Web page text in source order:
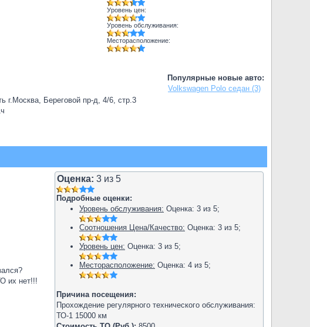
Уровень цен:
Уровень обслуживания:
Месторасположение:
Популярные новые авто:
Volkswagen Polo седан (3)
г.Москва, Береговой пр-д, 4/6, стр.3
Оценка: 3 из 5
Подробные оценки:
Уровень обслуживания: Оценка: 3 из 5;
Соотношения Цена/Качество: Оценка: 3 из 5;
Уровень цен: Оценка: 3 из 5;
Месторасположение: Оценка: 4 из 5;
Причина посещения:
Прохождение регулярного технического обслуживания:
ТО-1 15000 км
их нет!!!